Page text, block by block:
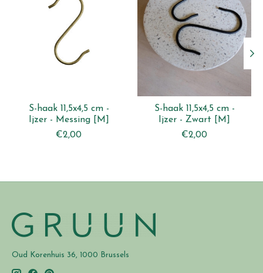
S-haak 11,5x4,5 cm -
Ijzer - Messing [M]
€2,00
S-haak 11,5x4,5 cm -
Ijzer - Zwart [M]
€2,00
Oud Korenhuis 36, 1000 Brussels